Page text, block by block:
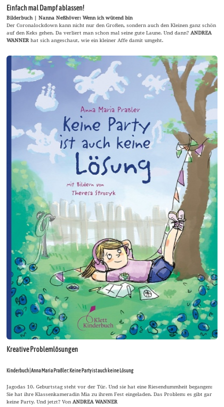
Einfach mal Dampf ablassen!
Bilderbuch | Nanna Neßhöver: Wenn ich wütend bin
Der Coronalockdown kann nicht nur den Großen, sondern auch den Kleinen ganz schön
auf den Keks gehen. Da verliert man schon mal seine gute Laune. Und dann?ANDREA
WANNERhat sich angeschaut, wie ein kleiner Affe damit umgeht.
Kreative Problemlösungen
Kinderbuch | Anna Maria Praßler: Keine Party ist auch keine Lösung
Jagodas 10. Geburtstag steht vor der Tür. Und sie hat eine Riesendummheit begangen:
Sie hat ihre Klassenkameradin Mia zu ihrem Fest eingeladen. Das Problem: es gibt gar
keine Party. Und jetzt? Von ANDREA WANNER